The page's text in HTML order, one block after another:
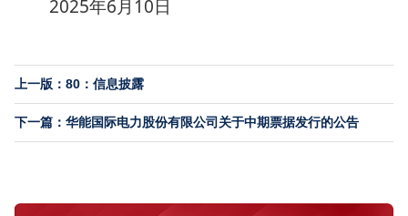
2025年6月10日
上一版：80：信息披露
下一篇：华能国际电力股份有限公司关于中期票据发行的公告